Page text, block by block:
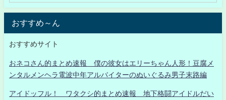
おすすめ～ん
おすすめサイト
おネコさん的まとめ速報 僕の彼女はエリーちゃん人形！豆腐メ
ンタルメンヘラ電波中年アルバイターのぬいぐるみ男子末路編
アイドッフル！ ワタクシ的まとめ速報 地下格闘アイドルだい